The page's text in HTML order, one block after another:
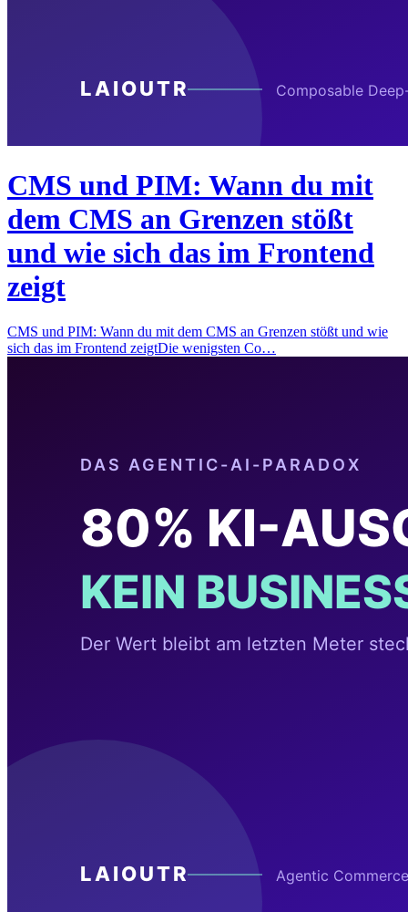
CMS und PIM: Wann du mit
dem CMS an Grenzen stößt
und wie sich das im Frontend
zeigt
CMS und PIM: Wann du mit dem CMS an Grenzen stößt und wie
sich das im Frontend zeigtDie wenigsten Co…